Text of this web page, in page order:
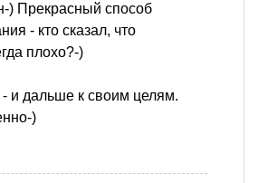
) Прекрасный способ
- кто сказал, что
плохо?-)
и дальше к своим целям.
)